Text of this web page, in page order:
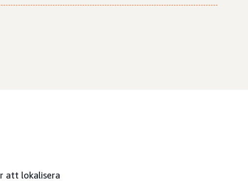
att lokalisera